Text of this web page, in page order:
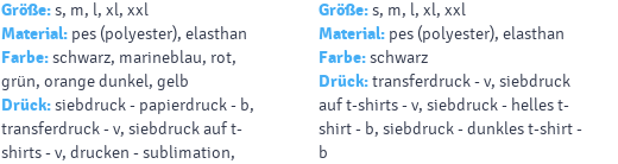
gefütterte Kapuze mit mehrfacher
Weitenregulierung, unterlegter
Frontreißverschluss mit Kinnschutz,
taillierter Schnitt
Größe: s, m, l, xl, xxl
Material: pes (polyester), elasthan
Farbe: schwarz, marineblau, rot,
grün, orange dunkel, gelb
Drück: siebdruck - papierdruck - b,
transferdruck - v, siebdruck auf t-
shirts - v, drucken - sublimation,
Reißverschlusstaschen vorne, 1
Reißverschlusstasche innen, 1
Netztasche innen, Ärmel mit
Klettverschluss und
Größe:s, m, l, xl, xxl
Material: pes (polyester), elasthan
Farbe:schwarz
Drück:transferdruck - v, siebdruck
auf t-shirts - v, siebdruck - helles t-
shirt - b, siebdruck - dunkles t-shirt -
b